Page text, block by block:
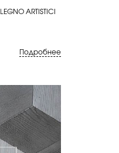
ARTISTICI
Подробнее